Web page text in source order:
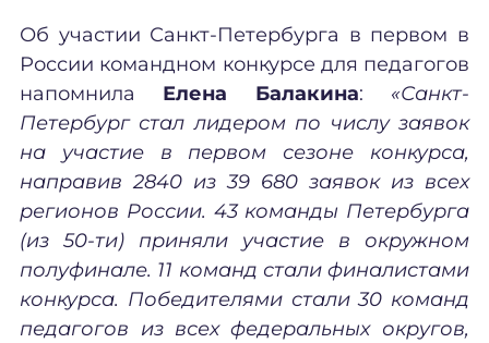
Об участии Санкт-Петербурга в первом в
России командном конкурсе для педагогов
напомнила Елена Балакина: «Санкт-
Петербург стал лидером по числу заявок
на участие в первом сезоне конкурса,
направив 2840 из 39 680 заявок из всех
регионов России. 43 команды Петербурга
(из 50-ти) приняли участие в окружном
полуфинале. 11 команд стали финалистами
конкурса. Победителями стали 30 команд
педагогов из всех федеральных округов,